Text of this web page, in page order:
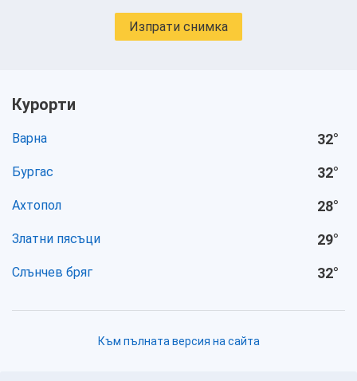
Изпрати снимка
Курорти
Варна 32°
Бургас 32°
Ахтопол 28°
Златни пясъци 29°
Слънчев бряг 32°
Към пълната версия на сайта